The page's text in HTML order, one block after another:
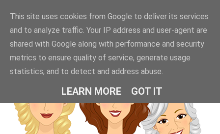
This site uses cookies from Google to deliver its services
and to analyze traffic. Your IP address and user-agent are
shared with Google along with performance and security
metrics to ensure quality of service, generate usage
statistics, and to detect and address abuse.
LEARN MORE GOT IT